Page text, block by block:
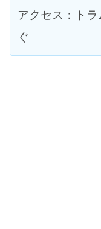
アクセス：ト
ぐ